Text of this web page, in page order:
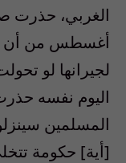
أغسطس من أن
لجيرانها لو
اليوم نفسه
المسلمين
[أية] حكومة